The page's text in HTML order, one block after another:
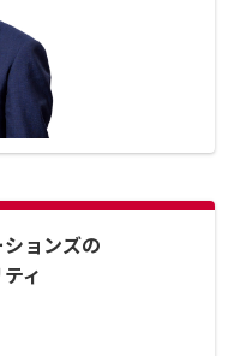
ョンズの
ィ